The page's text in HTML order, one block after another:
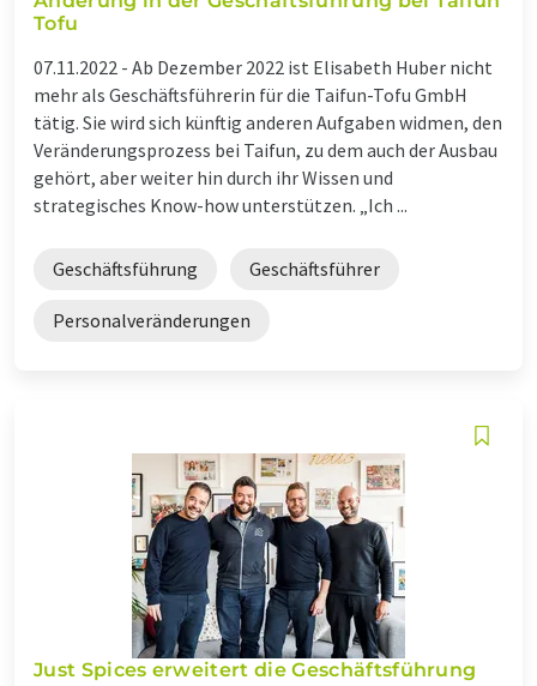
Tofu
07.11.2022 - Ab Dezember 2022 ist Elisabeth Huber nicht
mehr als Geschäftsführerin für die Taifun-Tofu GmbH
tätig. Sie wird sich künftig anderen Aufgaben widmen, den
Veränderungsprozess bei Taifun, zu dem auch der Ausbau
gehört, aber weiter hin durch ihr Wissen und
strategisches Know-how unterstützen. „Ich ...
Geschäftsführung Geschäftsführer
Personalveränderungen
Just Spices erweitert die Geschäftsführung